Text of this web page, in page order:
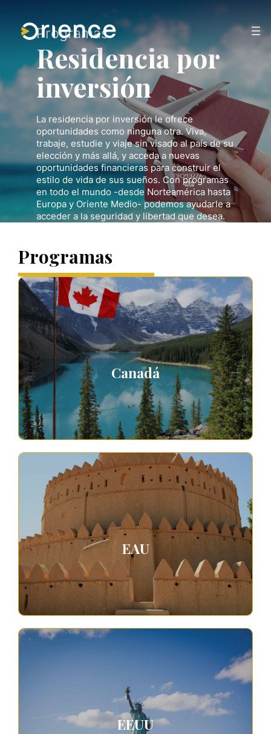
contenidoProgramas
Residencia por
inversión
La residencia por inversión le ofrece
oportunidades como ninguna otra. Viva,
trabaje, estudie y viaje sin visado al país de su
elección y más allá, y acceda a nuevas
oportunidades financieras para construir el
estilo de vida de sus sueños. Con programas
en todo el mundo -desde Norteamérica hasta
Europa y Oriente Medio- podemos ayudarle a
acceder a la seguridad y libertad que desea.
Programas
Canadá
EAU
EEUU